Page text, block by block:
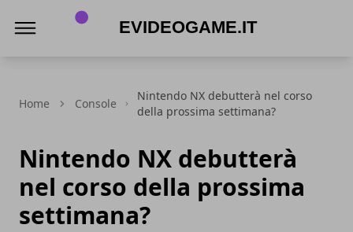
Home Console
Nintendo NX debutterà nel corso
della prossima settimana?
Nintendo NX debutterà
nel corso della prossima
settimana?